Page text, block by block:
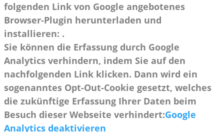
folgenden Link von Google angebotenes
Browser-Plugin herunterladen und
installieren: .
Sie können die Erfassung durch Google
Analytics verhindern, indem Sie auf den
nachfolgenden Link klicken. Dann wird ein
sogenanntes Opt-Out-Cookie gesetzt, welches
die zukünftige Erfassung Ihrer Daten beim
Besuch dieser Webseite verhindert:Google
Analytics deaktivieren